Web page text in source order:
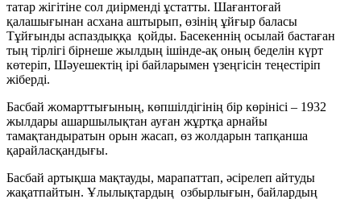
татар жігітіне сол диірменді ұстатты. Шағантоғай
қалашығынан асхана аштырып, өзінің ұйғыр баласы
Тұйғынды аспаздыққа қойды. Басекеннің осылай бастаған
тың тірлігі бірнеше жылдың ішінде-ақ оның беделін күрт
көтеріп, Шәуешектің ірі байларымен үзеңгісін теңестіріп
жіберді.
Басбай жомарттығының, көпшілдігінің бір көрінісі – 1932
жылдары ашаршылықтан ауған жұртқа арнайы
тамақтандыратын орын жасап, өз жолдарын тапқанша
қарайласқандығы.
Басбай артықша мақтауды, марапаттап, әсірелеп айтуды
жақатпайтын. Ұлылықтардың озбырлығын, байлардың